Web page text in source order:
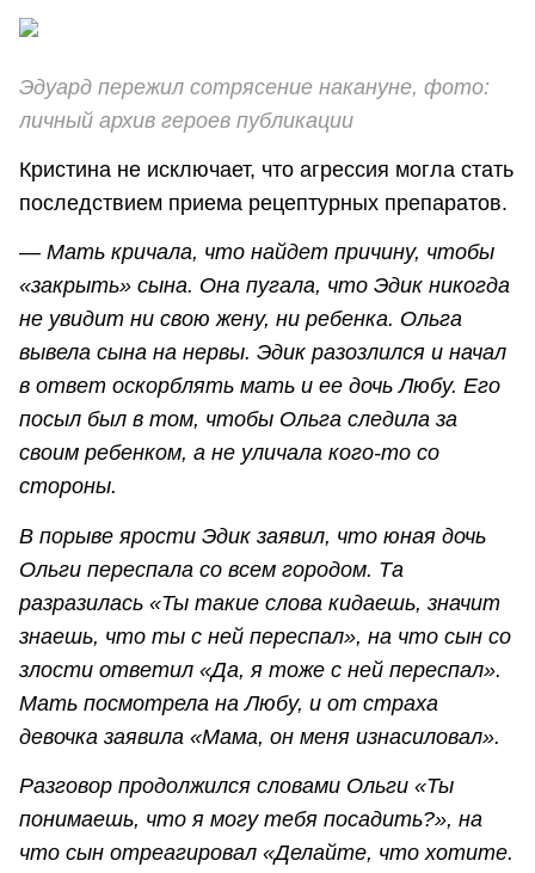
Эдуард пережил сотрясение накануне, фото:
личный архив героев публикации
Кристина не исключает, что агрессия могла стать
последствием приема рецептурных препаратов.
— Мать кричала, что найдет причину, чтобы
«закрыть» сына. Она пугала, что Эдик никогда
не увидит ни свою жену, ни ребенка. Ольга
вывела сына на нервы. Эдик разозлился и начал
в ответ оскорблять мать и ее дочь Любу. Его
посыл был в том, чтобы Ольга следила за
своим ребенком, а не уличала кого-то со
стороны.
В порыве ярости Эдик заявил, что юная дочь
Ольги переспала со всем городом. Та
разразилась «Ты такие слова кидаешь, значит
знаешь, что ты с ней переспал», на что сын со
злости ответил «Да, я тоже с ней переспал».
Мать посмотрела на Любу, и от страха
девочка заявила «Мама, он меня изнасиловал».
Разговор продолжился словами Ольги «Ты
понимаешь, что я могу тебя посадить?», на
что сын отреагировал «Делайте, что хотите.